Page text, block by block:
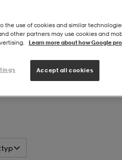
the use of cookies and similar
other partners may use cookies and
Learn more about how Google
Accept all cookies